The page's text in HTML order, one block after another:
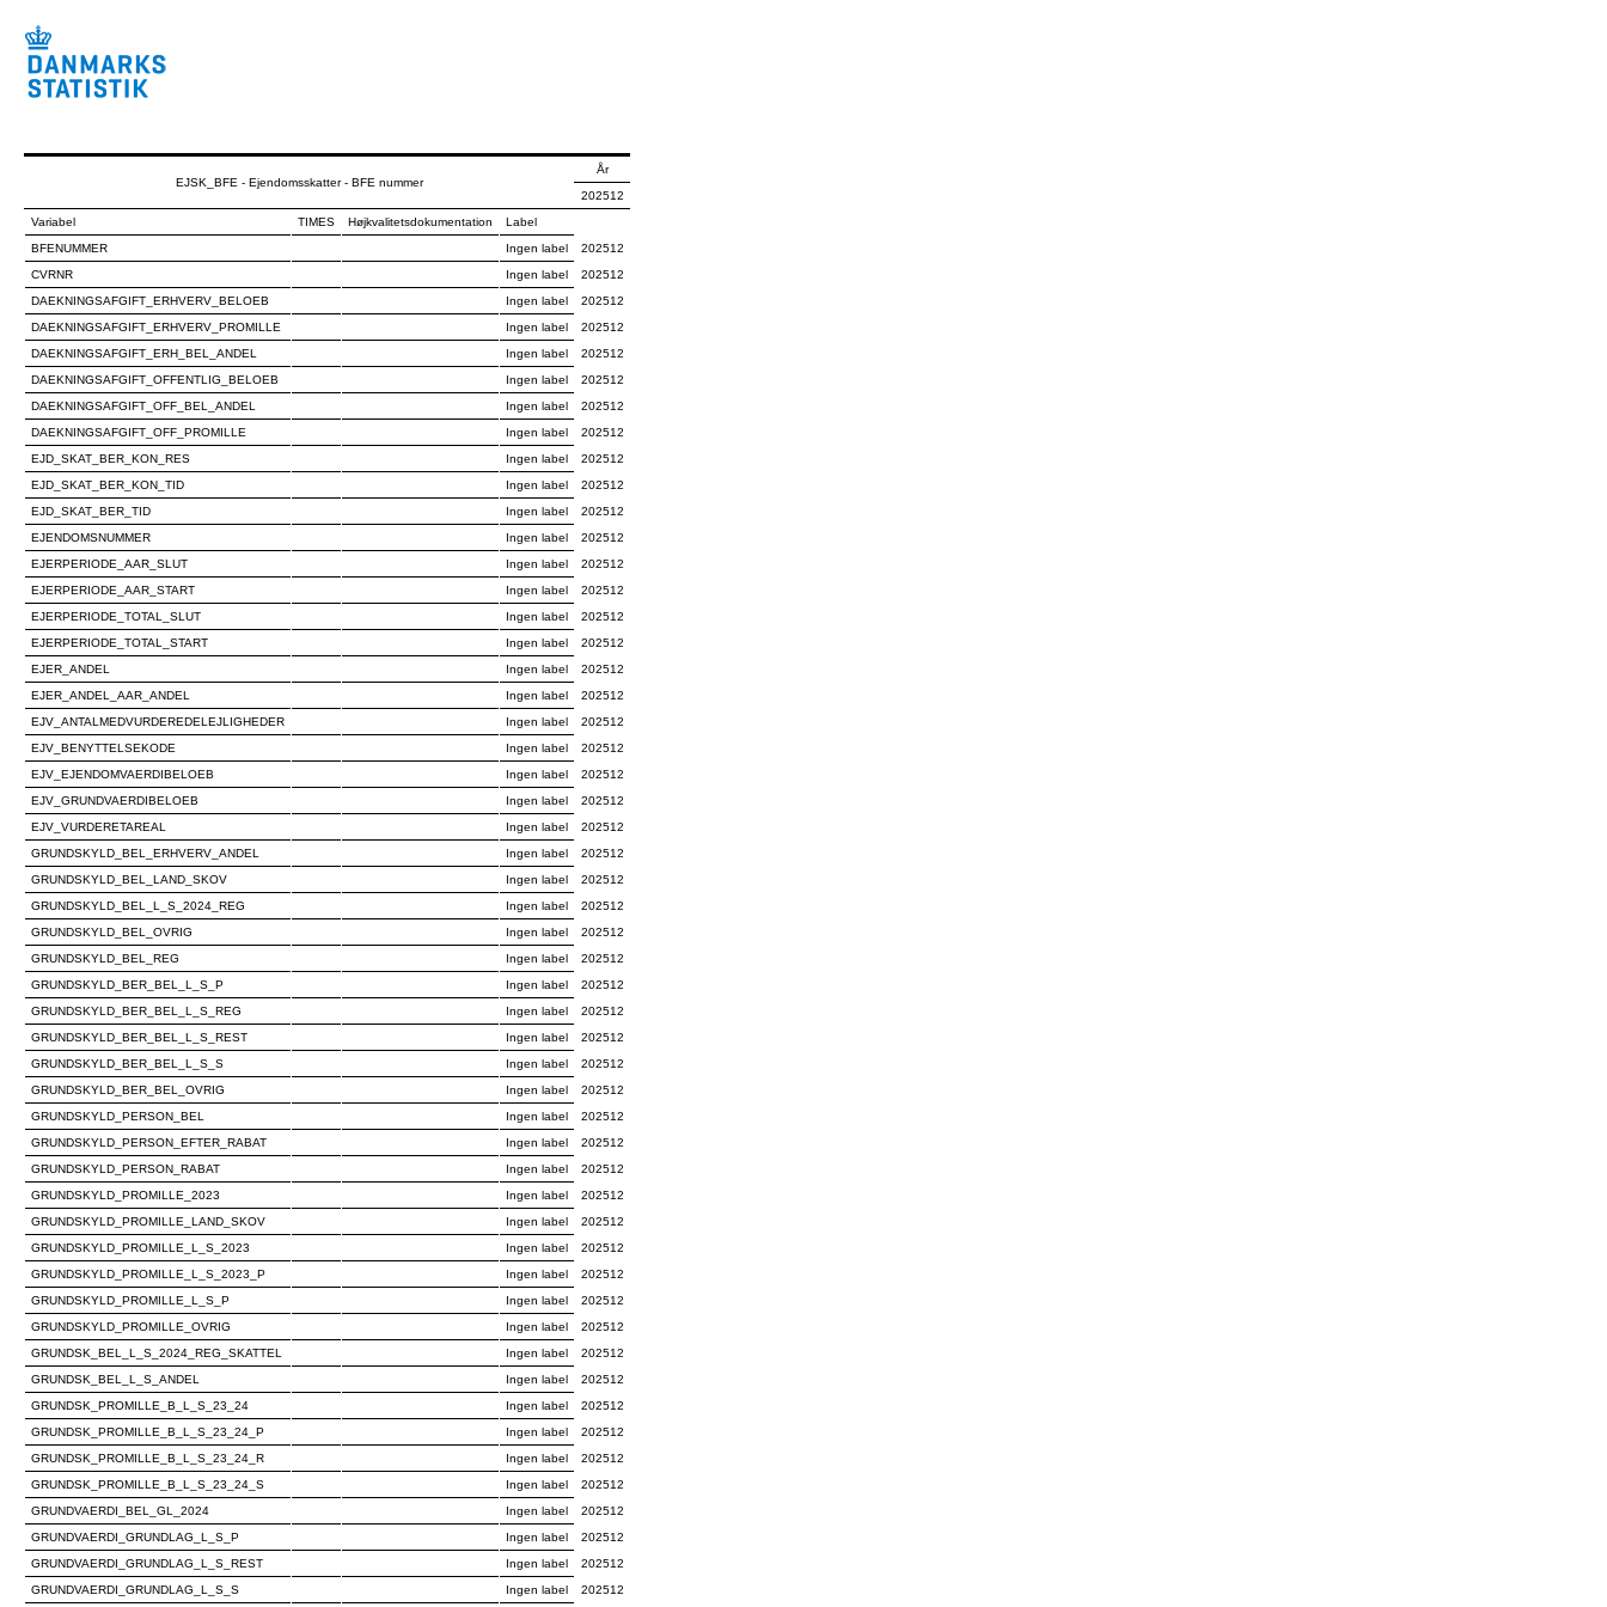
EJSK_BFE - Ejendomsskatter - BFE nummer
År
202512
Variabel
TIMES Højkvalitetsdokumentation
Label
202512
BFENUMMER
Ingen label
CVRNR
Ingen label
202512
DAEKNINGSAFGIFT_ERHVERV_BELOEB
Ingen label
202512
DAEKNINGSAFGIFT_ERHVERV_PROMILLE
Ingen label
202512
DAEKNINGSAFGIFT_ERH_BEL_ANDEL
Ingen label
202512
DAEKNINGSAFGIFT_OFFENTLIG_BELOEB
Ingen label
202512
DAEKNINGSAFGIFT_OFF_BEL_ANDEL
Ingen label
202512
DAEKNINGSAFGIFT_OFF_PROMILLE
Ingen label
202512
EJD_SKAT_BER_KON_RES
Ingen label
202512
EJD_SKAT_BER_KON_TID
Ingen label
202512
EJD_SKAT_BER_TID
Ingen label
202512
EJENDOMSNUMMER
Ingen label
202512
EJERPERIODE_AAR_SLUT
Ingen label
202512
EJERPERIODE_AAR_START
Ingen label
202512
EJERPERIODE_TOTAL_SLUT
Ingen label
202512
EJERPERIODE_TOTAL_START
Ingen label
202512
EJER_ANDEL
Ingen label
202512
EJER_ANDEL_AAR_ANDEL
Ingen label
202512
EJV_ANTALMEDVURDEREDELEJLIGHEDER
Ingen label
202512
EJV_BENYTTELSEKODE
Ingen label
202512
EJV_EJENDOMVAERDIBELOEB
Ingen label
202512
EJV_GRUNDVAERDIBELOEB
Ingen label
202512
EJV_VURDERETAREAL
Ingen label
202512
GRUNDSKYLD_BEL_ERHVERV_ANDEL
Ingen label
202512
GRUNDSKYLD_BEL_LAND_SKOV
Ingen label
202512
GRUNDSKYLD_BEL_L_S_2024_REG
Ingen label
202512
GRUNDSKYLD_BEL_OVRIG
Ingen label
202512
GRUNDSKYLD_BEL_REG
Ingen label
202512
GRUNDSKYLD_BER_BEL_L_S_P
Ingen label
202512
GRUNDSKYLD_BER_BEL_L_S_REG
Ingen label
202512
GRUNDSKYLD_BER_BEL_L_S_REST
Ingen label
202512
GRUNDSKYLD_BER_BEL_L_S_S
Ingen label
202512
GRUNDSKYLD_BER_BEL_OVRIG
Ingen label
202512
GRUNDSKYLD_PERSON_BEL
Ingen label
202512
GRUNDSKYLD_PERSON_EFTER_RABAT
Ingen label
202512
GRUNDSKYLD_PERSON_RABAT
Ingen label
202512
GRUNDSKYLD_PROMILLE_2023
Ingen label
202512
GRUNDSKYLD_PROMILLE_LAND_SKOV
Ingen label
202512
GRUNDSKYLD_PROMILLE_L_S_2023
Ingen label
202512
GRUNDSKYLD_PROMILLE_L_S_2023_P
Ingen label
202512
GRUNDSKYLD_PROMILLE_L_S_P
Ingen label
202512
GRUNDSKYLD_PROMILLE_OVRIG
Ingen label
202512
GRUNDSK_BEL_L_S_2024_REG_SKATTEL
Ingen label
202512
GRUNDSK_BEL_L_S_ANDEL
Ingen label
202512
GRUNDSK_PROMILLE_B_L_S_23_24
Ingen label
202512
GRUNDSK_PROMILLE_B_L_S_23_24_P
Ingen label
202512
GRUNDSK_PROMILLE_B_L_S_23_24_R
Ingen label
202512
GRUNDSK_PROMILLE_B_L_S_23_24_S
Ingen label
202512
GRUNDVAERDI_BEL_GL_2024
Ingen label
202512
GRUNDVAERDI_GRUNDLAG_L_S_P
Ingen label
202512
GRUNDVAERDI_GRUNDLAG_L_S_REST
Ingen label
202512
GRUNDVAERDI_GRUNDLAG_L_S_S
Ingen label 202512